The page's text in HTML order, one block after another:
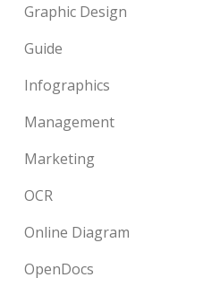
Graphic Design
Guide
Infographics
Management
Marketing
OCR
Online Diagram
OpenDocs